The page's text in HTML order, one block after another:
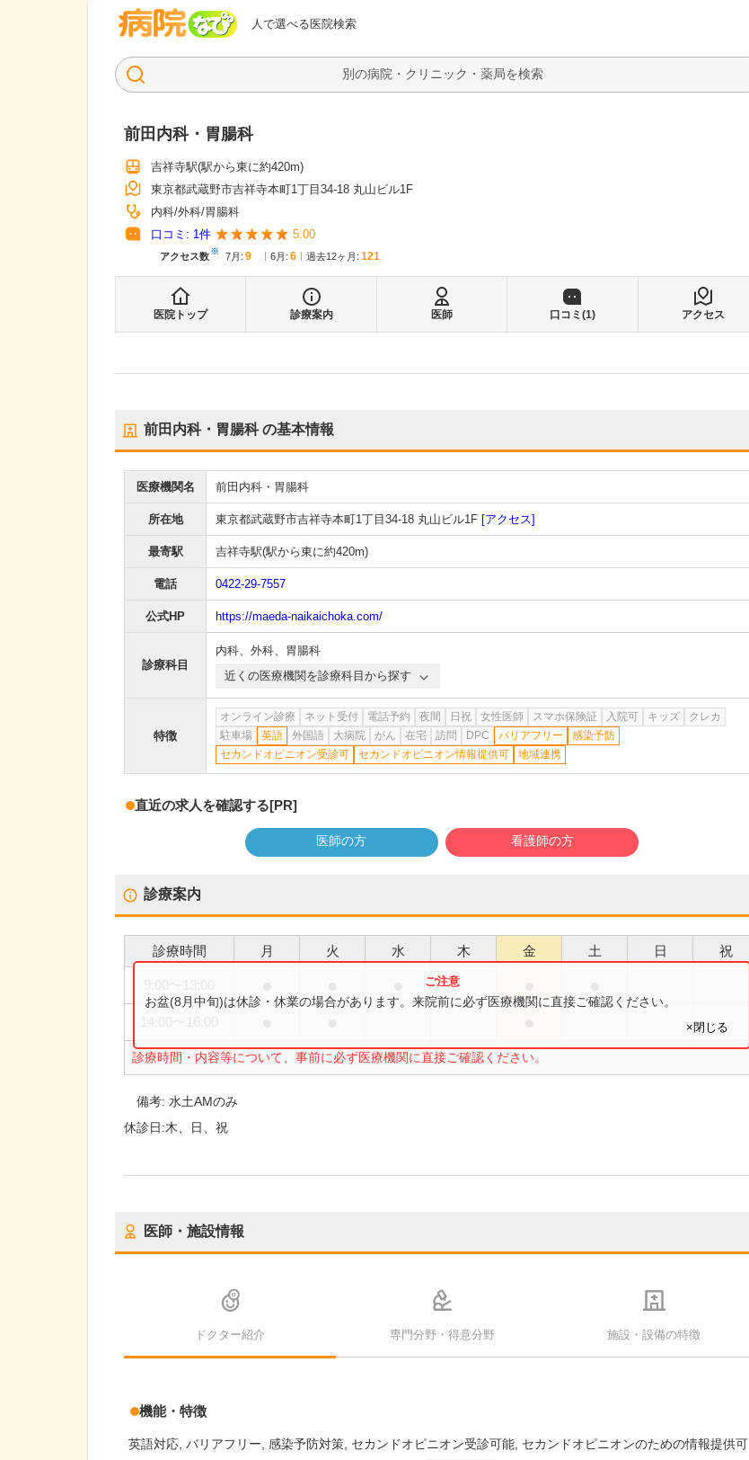
人で選べる医院検索
病院なび
検索
前田内科・胃腸科
吉祥寺駅(駅から東に約420m)
東京都武蔵野市吉祥寺本町1丁目34-18 丸山ビル1F
内科 外科 胃腸科
口コミ: 1件 5.00
アクセス数※ 7月 : 9 6月 : 6 過去12ヶ月: 121
医院トップ 診療案内 医師 口コミ(1) アクセス
前田内科・胃腸科の基本情報
医療機関名 前田内科・胃腸科
所在地 東京都武蔵野市吉祥寺本町1丁目34-18 丸山ビル1F [アクセス]
最寄駅 吉祥寺駅(駅から東に約420m)
電話 0422-29-7557
公式HP https://maeda-naikaichoka.com/
診療科目
内科、 外科、 胃腸科
近くの医療機関を診療科目から探す
特徴
オンライン診療 ネット受付 電話予約 夜間 日祝 女性医師 スマホ保険証 入院可 キッズ
クレカ
駐車場
英語 外国語 大病院 がん 在宅 訪問 DPC バリアフリー
感染予防
セカンドオピニオン受診可
セカンドオピニオン情報提供可 地域連携
直近の求人を確認する[PR]
医師の方 看護師の方
診療案内
診療時間 月 火 水 木 金 土 日 祝
診療時間・内容等について、事前に必ず医療機関に直接ご確認ください。
お盆(8月中旬)は休診・休業の場合があります。来院前に必ず医療機関に直接ご確認ください。
×閉じる
備考:水土AMのみ
休診日:木、日、祝
医師・施設情報
ドクター紹介 専門分野・得意分野 施設・設備の特徴
機能・特徴
英語対応 バリアフリー 感染予防対策 セカンドオピニオン受診可能 セカンドオピニオンのための情報提供可